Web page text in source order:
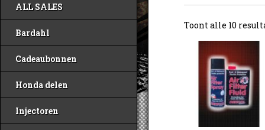
ALL SALES
Bardahl
Cadeaubonnen
Honda delen
Injectoren
Toont alle 10